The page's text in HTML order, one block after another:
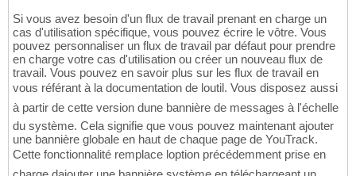
Si vous avez besoin d'un flux de travail prenant en charge un
cas d'utilisation spécifique, vous pouvez écrire le vôtre. Vous
pouvez personnaliser un flux de travail par défaut pour prendre
en charge votre cas d'utilisation ou créer un nouveau flux de
travail. Vous pouvez en savoir plus sur les flux de travail en
vous référant à la documentation de loutil. Vous disposez aussi
à partir de cette version dune bannière de messages à l'échelle
du système. Cela signifie que vous pouvez maintenant ajouter
une bannière globale en haut de chaque page de YouTrack.
Cette fonctionnalité remplace loption précédemment prise en